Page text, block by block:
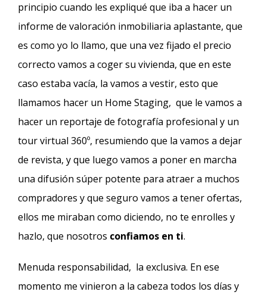
principio cuando les expliqué que iba a hacer un
informe de valoración inmobiliaria aplastante, que
es como yo lo llamo, que una vez fijado el precio
correcto vamos a coger su vivienda, que en este
caso estaba vacía, la vamos a vestir, esto que
llamamos hacer un Home Staging, que le vamos a
hacer un reportaje de fotografía profesional y un
tour virtual 360º, resumiendo que la vamos a dejar
de revista, y que luego vamos a poner en marcha
una difusión súper potente para atraer a muchos
compradores y que seguro vamos a tener ofertas,
ellos me miraban como diciendo, no te enrolles y
hazlo, que nosotros confiamos en ti.
Menuda responsabilidad, la exclusiva. En ese
momento me vinieron a la cabeza todos los días y